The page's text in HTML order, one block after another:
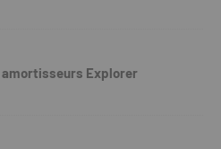
amortisseurs Explorer